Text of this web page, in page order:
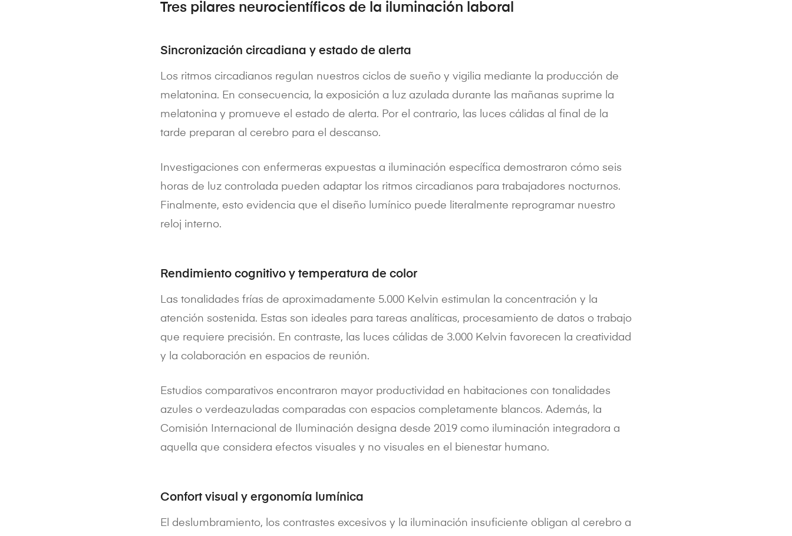
Tres pilares neurocientíficos de la iluminación laboral
Sincronización circadiana y estado de alerta
Los ritmos circadianos regulan nuestros ciclos de sueño y vigilia mediante la producción de
melatonina. En consecuencia, la exposición a luz azulada durante las mañanas suprime la
melatonina y promueve el estado de alerta. Por el contrario, las luces cálidas al final de la
tarde preparan al cerebro para el descanso.
Investigaciones con enfermeras expuestas a iluminación específica demostraron cómo seis
horas de luz controlada pueden adaptar los ritmos circadianos para trabajadores nocturnos.
Finalmente, esto evidencia que el diseño lumínico puede literalmente reprogramar nuestro
reloj interno.
Rendimiento cognitivo y temperatura de color
Las tonalidades frías de aproximadamente 5.000 Kelvin estimulan la concentración y la
atención sostenida. Estas son ideales para tareas analíticas, procesamiento de datos o trabajo
que requiere precisión. En contraste, las luces cálidas de 3.000 Kelvin favorecen la creatividad
y la colaboración en espacios de reunión.
Estudios comparativos encontraron mayor productividad en habitaciones con tonalidades
azules o verdeazuladas comparadas con espacios completamente blancos. Además, la
Comisión Internacional de Iluminación designa desde 2019 como iluminación integradora a
aquella que considera efectos visuales y no visuales en el bienestar humano.
Confort visual y ergonomía lumínica
El deslumbramiento, los contrastes excesivos y la iluminación insuficiente obligan al cerebro a